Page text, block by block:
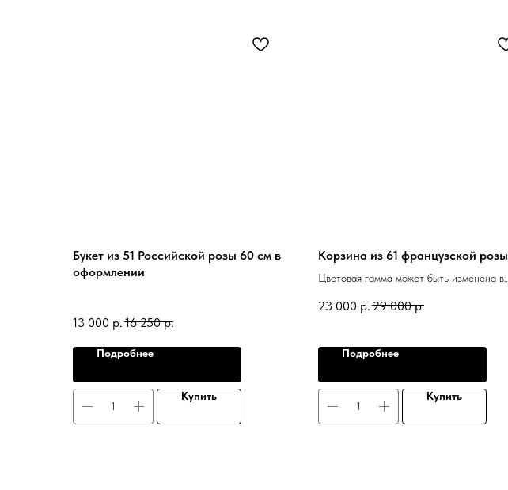
Букет из 51 Российской розы 60 см в
оформлении
13 000 р. 16 250 р.
Подробнее
Купить
Корзина из 61 французской розы
Цветовая гамма может быть изменена в
23 000 р. 29 000 р.
Подробнее
Купить